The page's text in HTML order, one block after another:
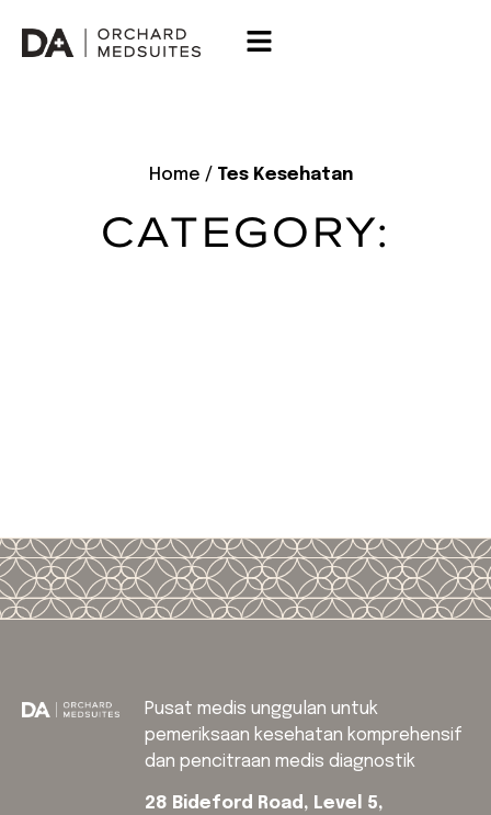
Home / Tes Kesehatan
CATEGORY:
Pusat medis unggulan untuk
pemeriksaan kesehatan komprehensif
dan pencitraan medis diagnostik
28 Bideford Road, Level 5,